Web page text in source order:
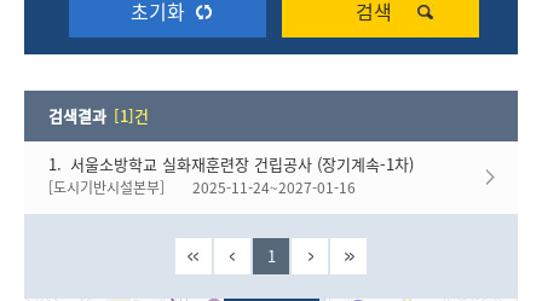
검색결과 [1]건
1. 서울소방학교 실화재훈련장 건립공사 (장기계속-1차)
[도시기반시설본부] 2025-11-24~2027-01-16
1